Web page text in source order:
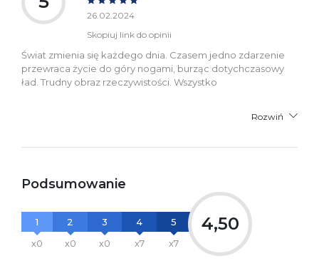
26.02.2024
Skopiuj link do opinii
Świat zmienia się każdego dnia. Czasem jedno zdarzenie
przewraca życie do góry nogami, burząc dotychczasowy
ład. Trudny obraz rzeczywistości. Wszystko
Rozwiń
Podsumowanie
1
x0
2
x0
3
x0
4
x7
5
x7
4,50